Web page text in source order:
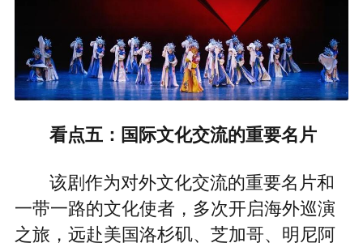
看点五：国际文化交流的重要名片
该剧作为对外文化交流的重要名片和
一带一路的文化使者，多次开启海外巡演
之旅，远赴美国洛杉矶、芝加哥、明尼阿